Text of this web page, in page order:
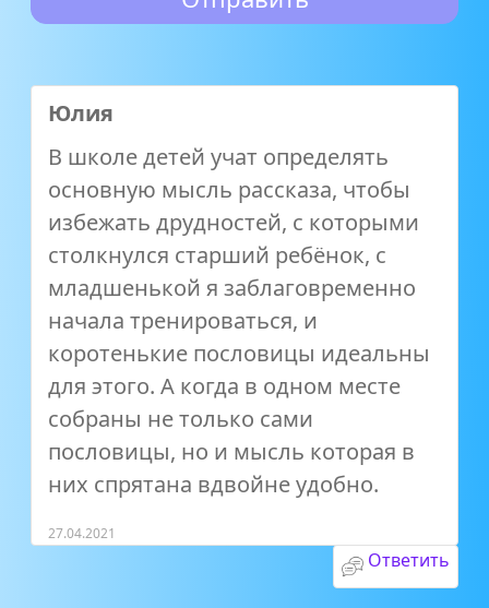
Юлия
В школе детей учат определять
основную мысль рассказа, чтобы
избежать друдностей, с которыми
столкнулся старший ребёнок, с
младшенькой я заблаговременно
начала тренироваться, и
коротенькие пословицы идеальны
для этого. А когда в одном месте
собраны не только сами
пословицы, но и мысль которая в
них спрятана вдвойне удобно.
27.04.2021
Ответить